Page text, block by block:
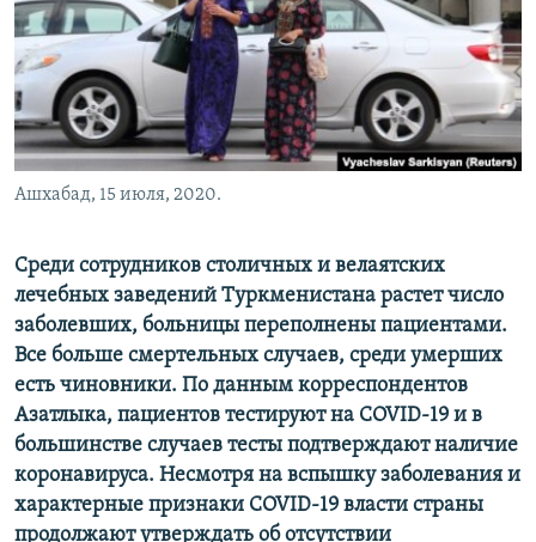
Ашхабад, 15 июля, 2020.
Среди сотрудников столичных и велаятских
лечебных заведений Туркменистана растет число
заболевших, больницы переполнены пациентами.
Все больше смертельных случаев, среди умерших
есть чиновники. По данным корреспондентов
Азатлыка, пациентов тестируют на COVID-19 и в
большинстве случаев тесты подтверждают наличие
коронавируса. Несмотря на вспышку заболевания и
характерные признаки COVID-19 власти страны
продолжают утверждать об отсутствии